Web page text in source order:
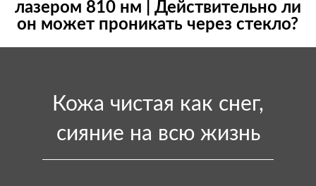
лазером 810 нм | Действительно ли
он может проникать через стекло?
Кожа чистая как снег,
сияние на всю жизнь